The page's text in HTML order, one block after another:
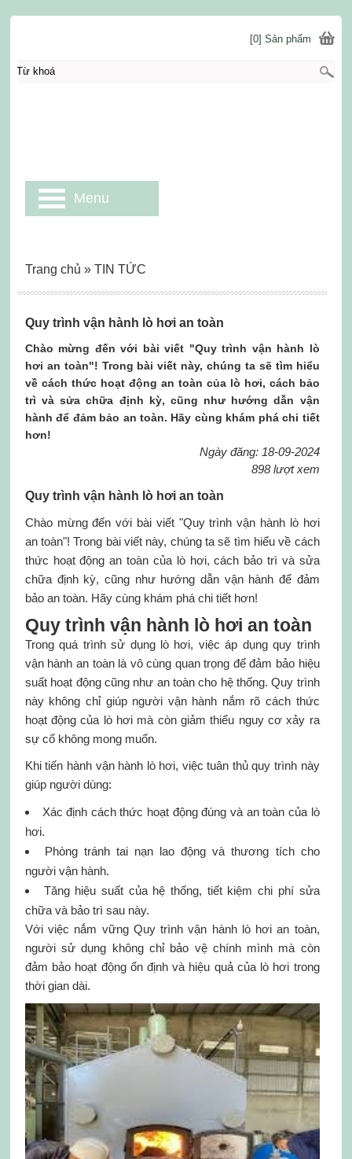
Quy trình vận hành lò hơi an toàn
Chào mừng đến với bài viết "Quy trình vận hành lò
hơi an toàn"! Trong bài viết này, chúng ta sẽ tìm hiểu
về cách thức hoạt động an toàn của lò hơi, cách bảo
trì và sửa chữa định kỳ, cũng như hướng dẫn vận
hành để đảm bảo an toàn. Hãy cùng khám phá chi tiết
hơn!
Ngày đăng: 18-09-2024
898 lượt xem
Quy trình vận hành lò hơi an toàn
Chào mừng đến với bài viết "Quy trình vận hành lò hơi
an toàn"! Trong bài viết này, chúng ta sẽ tìm hiểu về cách
thức hoạt động an toàn của lò hơi, cách bảo trì và sửa
chữa định kỳ, cũng như hướng dẫn vận hành để đảm
bảo an toàn. Hãy cùng khám phá chi tiết hơn!
Quy trình vận hành lò hơi an toàn
Trong quá trình sử dụng lò hơi, việc áp dụng quy trình
vận hành an toàn là vô cùng quan trọng để đảm bảo hiệu
suất hoạt động cũng như an toàn cho hệ thống. Quy trình
này không chỉ giúp người vận hành nắm rõ cách thức
hoạt động của lò hơi mà còn giảm thiểu nguy cơ xảy ra
sự cố không mong muốn.
Khi tiến hành vận hành lò hơi, việc tuân thủ quy trình này
giúp người dùng:
Xác định cách thức hoạt động đúng và an toàn của lò
hơi.
Phòng tránh tai nạn lao động và thương tích cho
người vận hành.
Tăng hiệu suất của hệ thống, tiết kiệm chi phí sửa
chữa và bảo trì sau này.
Với việc nắm vững Quy trình vận hành lò hơi an toàn,
người sử dụng không chỉ bảo vệ chính mình mà còn
đảm bảo hoạt động ổn định và hiệu quả của lò hơi trong
thời gian dài.
Trang chủ » TIN TỨC
[0] Sản phẩm
Menu